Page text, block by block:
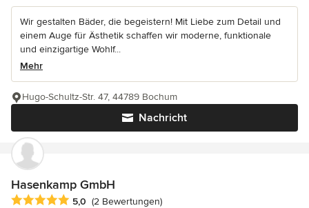
Wir gestalten Bäder, die begeistern! Mit Liebe zum Detail und
einem Auge für Ästhetik schaffen wir moderne, funktionale
und einzigartige Wohlf...
Mehr
Nachricht
Hugo-Schultz-Str. 47, 44789 Bochum
Hasenkamp GmbH
Durchschnittliche Bewertung: 5 von 5 Sternen
5,0 (2 Bewertungen)